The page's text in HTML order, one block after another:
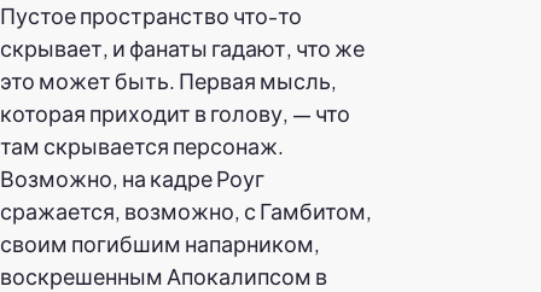
Пустое пространство что-то
скрывает, и фанаты гадают, что же
это может быть. Первая мысль,
которая приходит в голову, — что
там скрывается персонаж.
Возможно, на кадре Роуг
сражается, возможно, с Гамбитом,
своим погибшим напарником,
воскрешенным Апокалипсом в